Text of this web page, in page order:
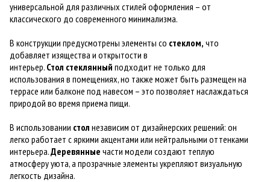
универсальной для различных стилей оформления – от
классического до современного минимализма.
В конструкции предусмотрены элементы со стеклом, что
добавляет изящества и открытости в
интерьер. Стол стеклянный подходит не только для
использования в помещениях, но также может быть размещен на
террасе или балконе под навесом – это позволяет наслаждаться
природой во время приема пищи.
В использовании стол независим от дизайнерских решений: он
легко работает с яркими акцентами или нейтральными оттенками
интерьера.Деревянные части модели создают теплую
атмосферу уюта, а прозрачные элементы укрепляют визуальную
легкость дизайна.